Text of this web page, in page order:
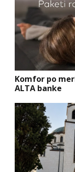
Komfor po
ALTA banke